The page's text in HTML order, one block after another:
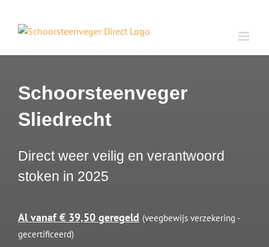
inhoud
Schoorsteenveger
Sliedrecht
Direct weer veilig en verantwoord
stoken in 2025
Al vanaf € 39,50 geregeld (veegbewijs verzekering -
gecertificeerd)